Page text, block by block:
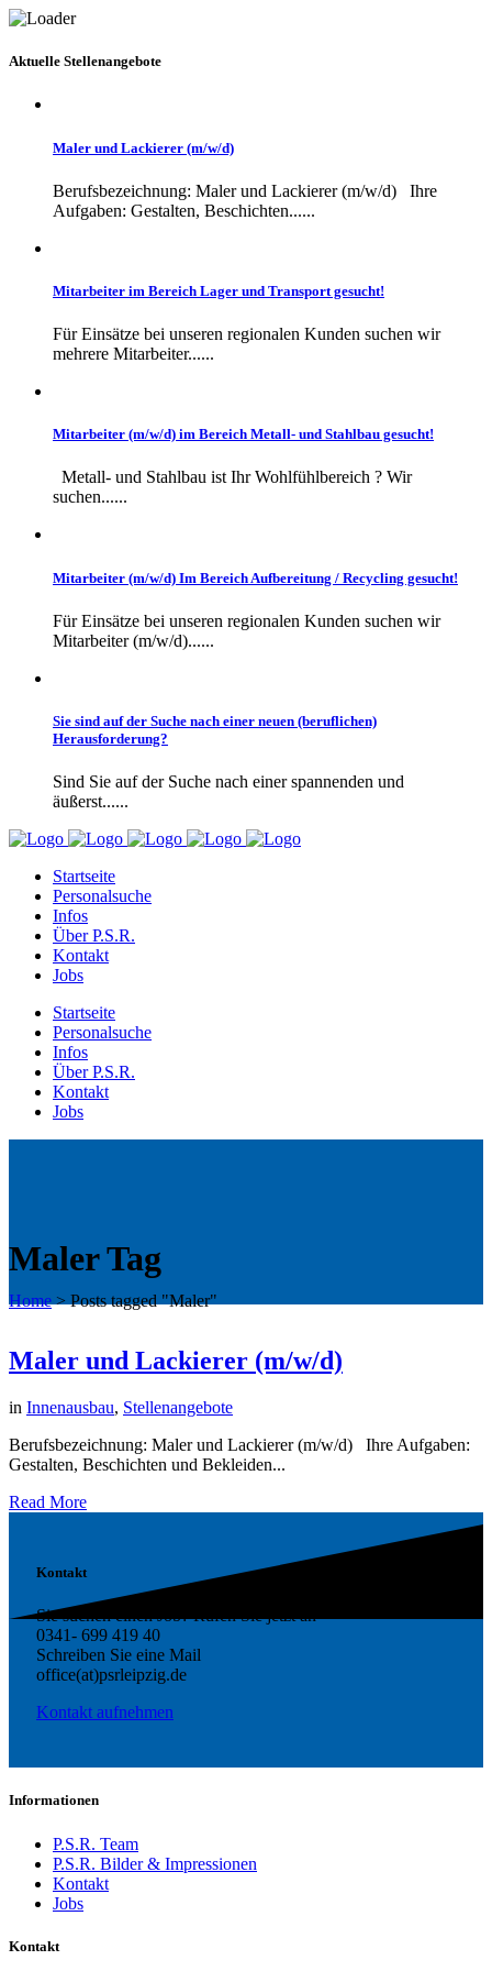
Aktuelle Stellenangebote
Maler und Lackierer (m/w/d)
Berufsbezeichnung: Maler und Lackierer (m/w/d) Ihre
Aufgaben: Gestalten, Beschichten......
Mitarbeiter im Bereich Lager und Transport gesucht!
Für Einsätze bei unseren regionalen Kunden suchen wir
mehrere Mitarbeiter......
Mitarbeiter (m/w/d) im Bereich Metall- und Stahlbau gesucht!
Metall- und Stahlbau ist Ihr Wohlfühlbereich ? Wir
suchen......
Mitarbeiter (m/w/d) Im Bereich Aufbereitung / Recycling gesucht!
Für Einsätze bei unseren regionalen Kunden suchen wir
Mitarbeiter (m/w/d)......
Sie sind auf der Suche nach einer neuen (beruflichen)
Herausforderung?
Sind Sie auf der Suche nach einer spannenden und
äußerst......
Startseite
Personalsuche
Infos
Über P.S.R.
Kontakt
Jobs
Startseite
Personalsuche
Infos
Über P.S.R.
Kontakt
Jobs
Maler Tag
Home>Posts tagged "Maler"
Maler und Lackierer (m/w/d)
in Innenausbau, Stellenangebote
Berufsbezeichnung: Maler und Lackierer (m/w/d) Ihre Aufgaben:
Gestalten, Beschichten und Bekleiden...
Read More
Kontakt
Sie suchen einen Job? Rufen Sie jetzt an
0341- 699 419 40
Schreiben Sie eine Mail
office(at)psrleipzig.de
Kontakt aufnehmen
Informationen
P.S.R. Team
P.S.R. Bilder & Impressionen
Kontakt
Jobs
Kontakt